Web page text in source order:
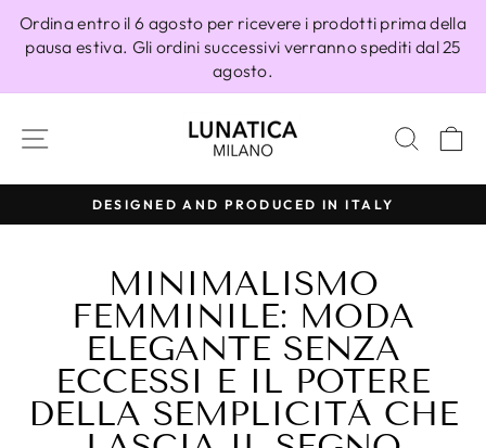
direttamente
Ordina entro il 6 agosto per ricevere i prodotti prima della
pausa estiva. Gli ordini successivi verranno spediti dal 25
agosto.
NAVIGAZIONE DEL SITO
Metti
pausa
presentazione
100% MADE IN ITALY
MINIMALISMO
FEMMINILE: MODA
ELEGANTE SENZA
ECCESSI E IL POTERE
DELLA SEMPLICITÀ CHE